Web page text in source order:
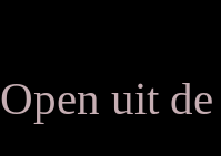
Open uit